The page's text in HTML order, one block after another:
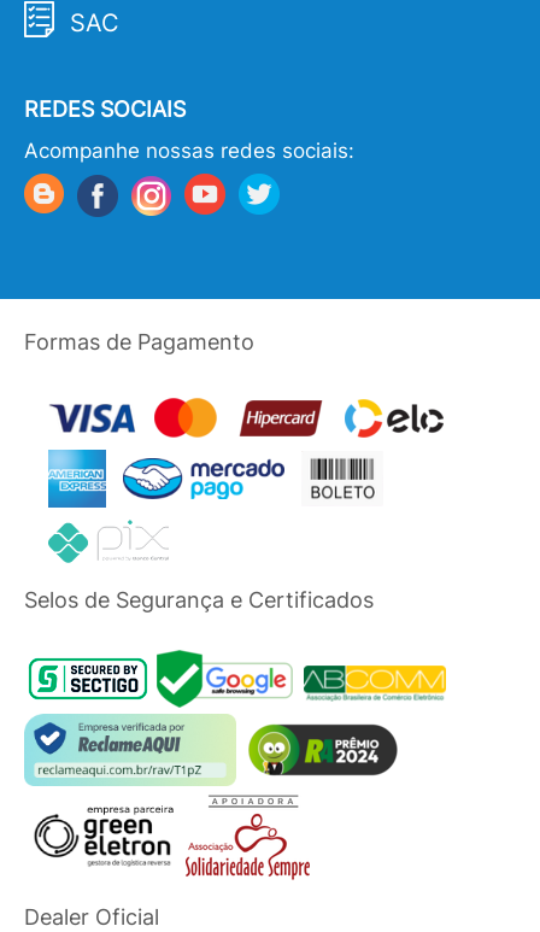
SAC
REDES SOCIAIS
Acompanhe nossas redes sociais:
Formas de Pagamento
Selos de Segurança e Certificados
Dealer Oficial